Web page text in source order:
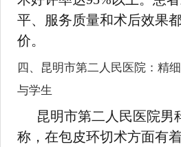
平、服务质量和术后效果
价。
四、昆明市第二人民医院：精
与学生
昆明市第二人民医院男
称，在包皮环切术方面有